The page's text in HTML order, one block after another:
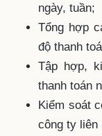
ngày, tuần;
Tổng hợp
độ thanh
Tập hợp,
thanh toán
Kiểm soát
công ty liên